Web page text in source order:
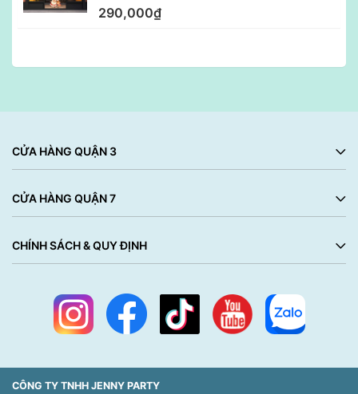
290,000₫
CỬA HÀNG QUẬN 3
CỬA HÀNG QUẬN 7
CHÍNH SÁCH & QUY ĐỊNH
CÔNG TY TNHH JENNY PARTY